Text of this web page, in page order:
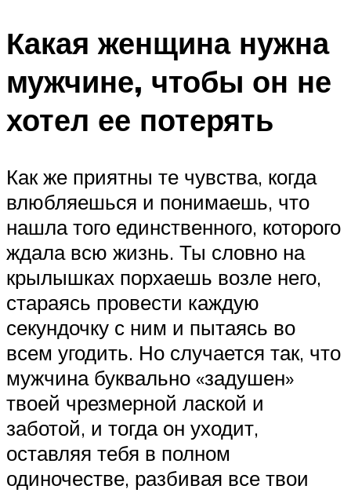
Какая женщина нужна
мужчине, чтобы он не
хотел ее потерять
Как же приятны те чувства, когда
влюбляешься и понимаешь, что
нашла того единственного, которого
ждала всю жизнь. Ты словно на
крылышках порхаешь возле него,
стараясь провести каждую
секундочку с ним и пытаясь во
всем угодить. Но случается так, что
мужчина буквально «задушен»
твоей чрезмерной лаской и
заботой, и тогда он уходит,
оставляя тебя в полном
одиночестве, разбивая все твои